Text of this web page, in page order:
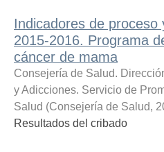
Indicadores de proceso
2015-2016. Programa
cáncer de mama
Consejería de Salud.
y Adicciones. Servicio de
Salud (Consejería de Salud,
Resultados del cribado